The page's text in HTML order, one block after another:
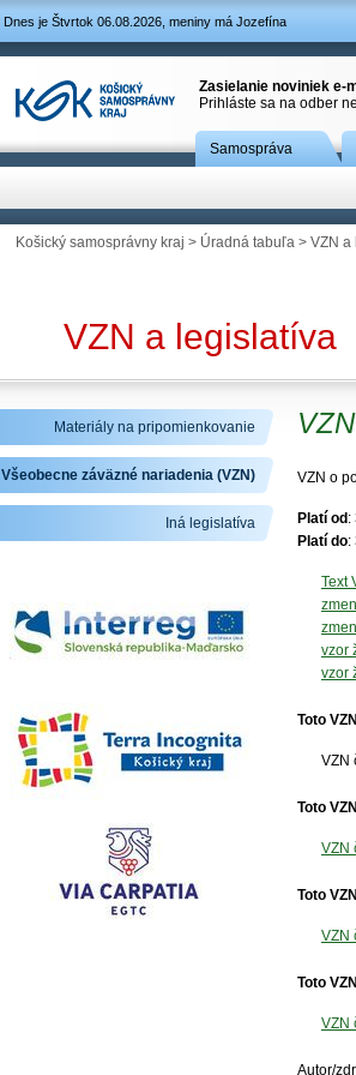
Dnes je Štvrtok 06.08.2026, meniny má Jozefína
Zasielanie noviniek e-
Prihláste sa na odber
Samospráva
Košický samosprávny kraj > Úradná tabuľa > VZN a
VZN a legislatíva
VZN o
Platí od :
Platí do:
Text
vzor
vzor
Toto
VZN
Toto
VZN
Toto
VZN
Toto
VZN
Autor/
Materiály na pripomienkovanie
Všeobecne záväzné nariadenia (VZN)
Iná legislatíva